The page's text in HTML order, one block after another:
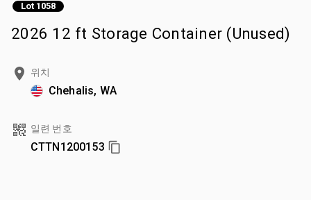
Lot 1058
2026 12 ft Storage Container (Unused)
위치
Chehalis, WA
일련 번호
CTTN1200153